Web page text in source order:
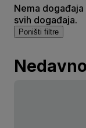
Nema
svih događaja.
Poništi filtre